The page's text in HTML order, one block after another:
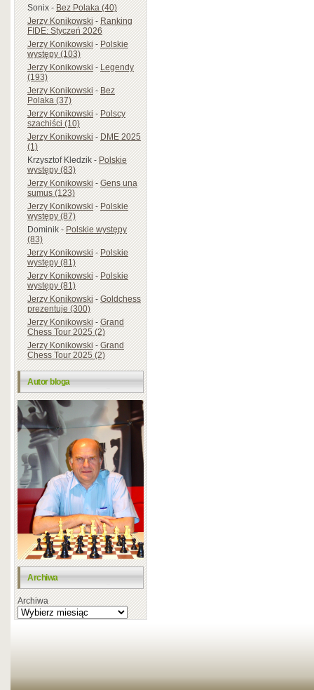
Sonix-Bez Polaka (40)
Jerzy Konikowski-Ranking
FIDE: Styczeń 2026
Jerzy Konikowski-Polskie
występy (103)
Jerzy Konikowski-Legendy
(193)
Jerzy Konikowski-Bez
Polaka (37)
Jerzy Konikowski-Polscy
szachiści (10)
Jerzy Konikowski-DME 2025
(1)
Krzysztof Kledzik-Polskie
występy (83)
Jerzy Konikowski-Gens una
sumus (123)
Jerzy Konikowski-Polskie
występy (87)
Dominik-Polskie występy
(83)
Jerzy Konikowski-Polskie
występy (81)
Jerzy Konikowski-Polskie
występy (81)
Jerzy Konikowski-Goldchess
prezentuje (300)
Jerzy Konikowski-Grand
Chess Tour 2025 (2)
Jerzy Konikowski-Grand
Chess Tour 2025 (2)
Autor bloga
Archiwa
Archiwa